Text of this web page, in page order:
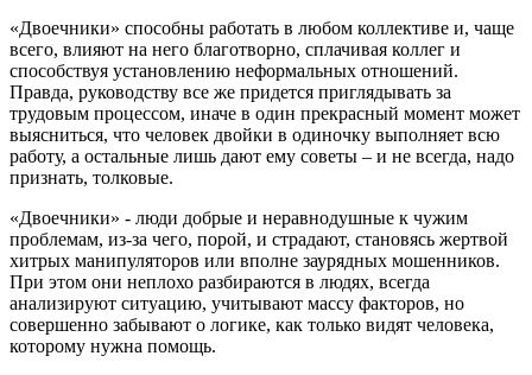
«Двоечники» способны работать в любом коллективе и, чаще
всего, влияют на него благотворно, сплачивая коллег и
способствуя установлению неформальных отношений.
Правда, руководству все же придется приглядывать за
трудовым процессом, иначе в один прекрасный момент может
выясниться, что человек двойки в одиночку выполняет всю
работу, а остальные лишь дают ему советы – и не всегда, надо
признать, толковые.
«Двоечники» - люди добрые и неравнодушные к чужим
проблемам, из-за чего, порой, и страдают, становясь жертвой
хитрых манипуляторов или вполне заурядных мошенников.
При этом они неплохо разбираются в людях, всегда
анализируют ситуацию, учитывают массу факторов, но
совершенно забывают о логике, как только видят человека,
которому нужна помощь.